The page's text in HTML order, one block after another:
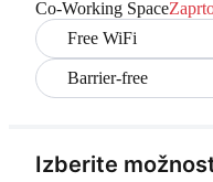
Co-Working Space
Free WiFi
Barrier-free
Izberite